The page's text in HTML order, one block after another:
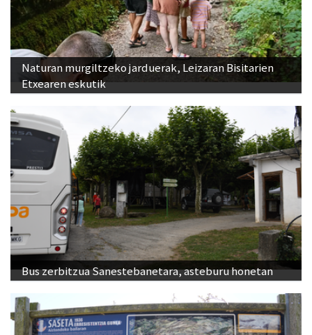
Naturan murgiltzeko jarduerak, Leizaran Bisitarien
Etxearen eskutik
Bus zerbitzua Sanestebanetara, asteburu honetan